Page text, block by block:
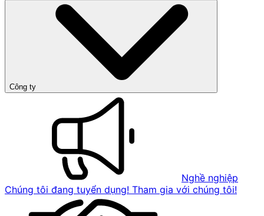
Công ty
Nghề nghiệp
Chúng tôi đang tuyển dụng! Tham gia với chúng tôi!